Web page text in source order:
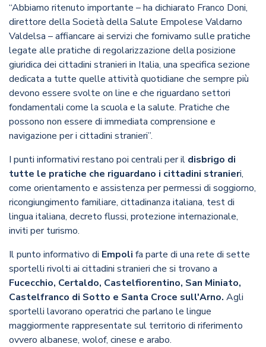
“Abbiamo ritenuto importante – ha dichiarato Franco Doni,
direttore della Società della Salute Empolese Valdarno
Valdelsa – affiancare ai servizi che fornivamo sulle pratiche
legate alle pratiche di regolarizzazione della posizione
giuridica dei cittadini stranieri in Italia, una specifica sezione
dedicata a tutte quelle attività quotidiane che sempre più
devono essere svolte on line e che riguardano settori
fondamentali come la scuola e la salute. Pratiche che
possono non essere di immediata comprensione e
navigazione per i cittadini stranieri”.
I punti informativi restano poi centrali per il disbrigo di
tutte le pratiche che riguardano i cittadini stranieri,
come orientamento e assistenza per permessi di soggiorno,
ricongiungimento familiare, cittadinanza italiana, test di
lingua italiana, decreto flussi, protezione internazionale,
inviti per turismo.
Il punto informativo di Empoli fa parte di una rete di sette
sportelli rivolti ai cittadini stranieri che si trovano a
Fucecchio, Certaldo, Castelfiorentino, San Miniato,
Castelfranco di Sotto e Santa Croce sull'Arno. Agli
sportelli lavorano operatrici che parlano le lingue
maggiormente rappresentate sul territorio di riferimento
ovvero albanese, wolof, cinese e arabo.